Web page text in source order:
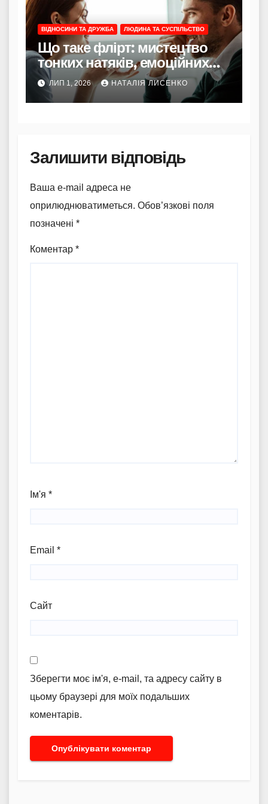
ВІДНОСИНИ ТА ДРУЖБА ЛЮДИНА ТА СУСПІЛЬСТВО
Що таке флірт: мистецтво
тонких натяків, емоційних
ігор та взаємного
приваблювання
ЛИП 1, 2026 НАТАЛІЯ ЛИСЕНКО
Залишити відповідь
Ваша e-mail адреса не
оприлюднюватиметься. Обов’язкові поля
позначені *
Коментар *
Ім'я *
Email *
Сайт
Зберегти моє ім'я, e-mail, та адресу сайту в
цьому браузері для моїх подальших
коментарів.